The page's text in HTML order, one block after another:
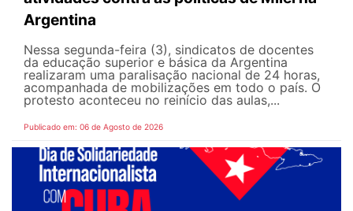
Argentina
Nessa segunda-feira (3), sindicatos de docentes
da educação superior e básica da Argentina
realizaram uma paralisação nacional de 24 horas,
acompanhada de mobilizações em todo o país. O
protesto aconteceu no reinício das aulas,...
Publicado em: 06 de Agosto de 2026